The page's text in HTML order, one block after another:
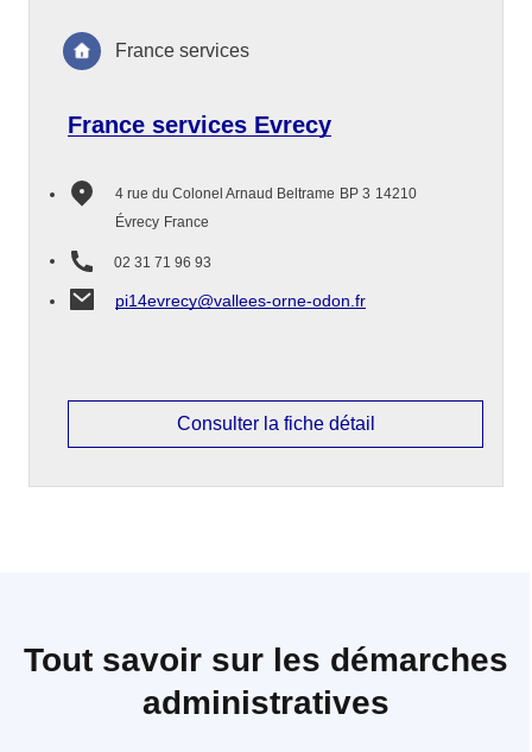
France services Evrecy
4 rue du Colonel Arnaud Beltrame BP 3 14210
Évrecy France
02 31 71 96 93
pi14evrecy@vallees-orne-odon.fr
France services
Consulter la fiche détail
Tout savoir sur les démarches
administratives